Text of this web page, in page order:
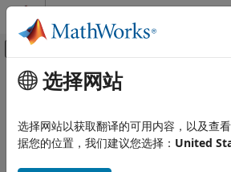
跳到内容
画布外导航菜单切换
文档主页
主要内容
选择网站
选择网站以获取翻译的可用内容，以及查
据您的位置，我们建议您选择： United